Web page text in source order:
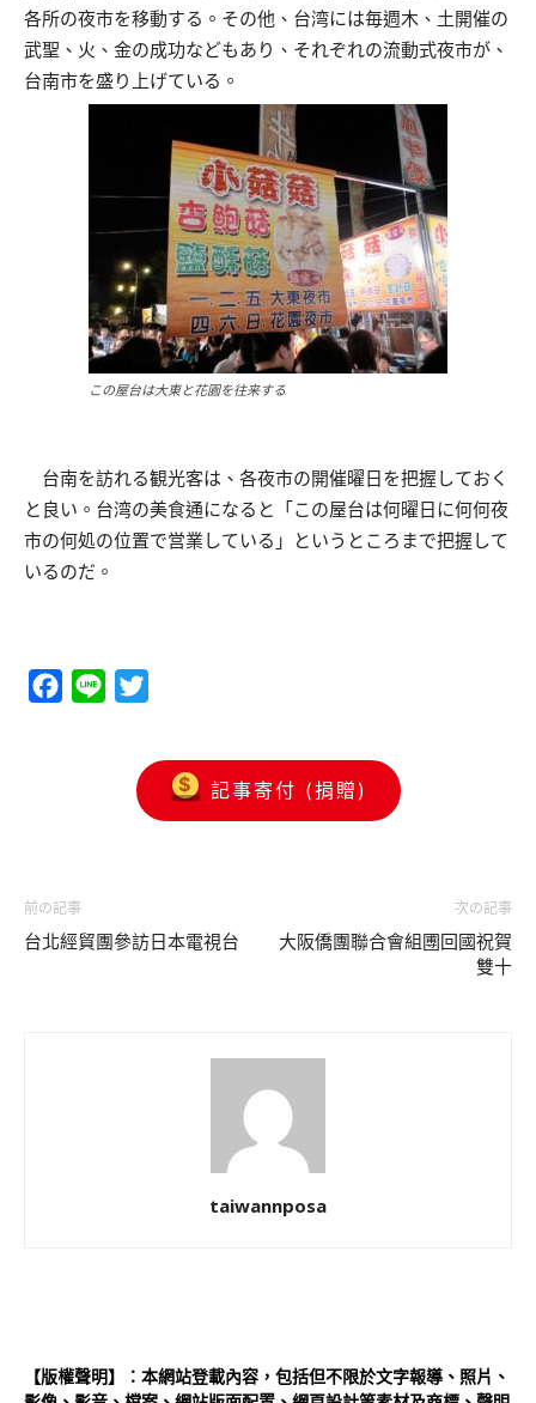
各所の夜市を移動する。その他、台湾には毎週木、土開催の
武聖、火、金の成功などもあり、それぞれの流動式夜市が、
台南市を盛り上げている。
この屋台は大東と花園を往来する
台南を訪れる観光客は、各夜市の開催曜日を把握しておく
と良い。台湾の美食通になると「この屋台は何曜日に何何夜
市の何処の位置で営業している」というところまで把握して
いるのだ。
Facebook
Line
記事寄付 (捐贈)
前の記事
台北經貿團參訪日本電視台
次の記事
大阪僑團聯合會組圑回國祝賀
雙十
taiwannposa
【版權聲明】：本網站登載內容，包括但不限於文字報導、照片、